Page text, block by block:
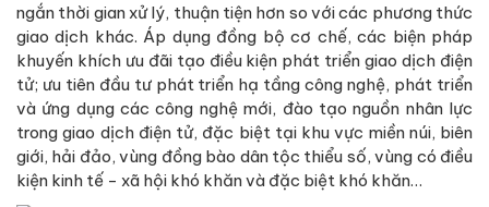
ngắn thời gian xử lý, thuận tiện hơn so với các phương thức
giao dịch khác. Áp dụng đồng bộ cơ chế, các biện pháp
khuyến khích ưu đãi tạo điều kiện phát triển giao dịch điện
tử; ưu tiên đầu tư phát triển hạ tầng công nghệ, phát triển
và ứng dụng các công nghệ mới, đào tạo nguồn nhân lực
trong giao dịch điện tử, đặc biệt tại khu vực miền núi, biên
giới, hải đảo, vùng đồng bào dân tộc thiểu số, vùng có điều
kiện kinh tế - xã hội khó khăn và đặc biệt khó khăn…